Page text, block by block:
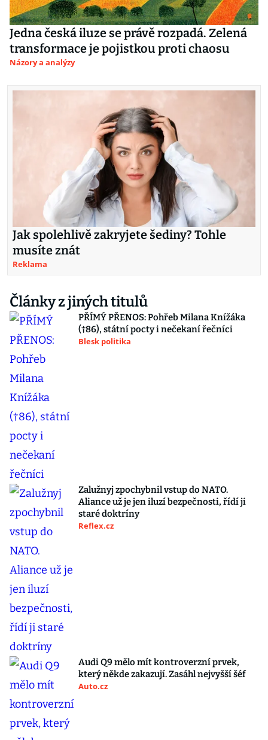
Jedna česká iluze se právě rozpadá. Zelená
transformace je pojistkou proti chaosu
Názory a analýzy
Jak spolehlivě zakryjete šediny? Tohle
musíte znát
Reklama
Články z jiných titulů
PŘÍMÝ PŘENOS: Pohřeb Milana Knížáka
(†86), státní pocty i nečekaní řečníci
Blesk politika
Zalužnyj zpochybnil vstup do NATO.
Aliance už je jen iluzí bezpečnosti, řídí ji
staré doktríny
Reflex.cz
Audi Q9 mělo mít kontroverzní prvek,
který někde zakazují. Zasáhl nejvyšší šéf
Auto.cz